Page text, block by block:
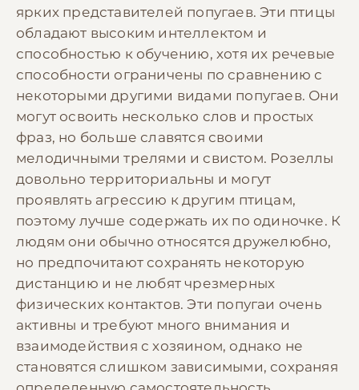
ярких представителей попугаев. Эти птицы
обладают высоким интеллектом и
способностью к обучению, хотя их речевые
способности ограничены по сравнению с
некоторыми другими видами попугаев. Они
могут освоить несколько слов и простых
фраз, но больше славятся своими
мелодичными трелями и свистом. Розеллы
довольно территориальны и могут
проявлять агрессию к другим птицам,
поэтому лучше содержать их по одиночке. К
людям они обычно относятся дружелюбно,
но предпочитают сохранять некоторую
дистанцию и не любят чрезмерных
физических контактов. Эти попугаи очень
активны и требуют много внимания и
взаимодействия с хозяином, однако не
становятся слишком зависимыми, сохраняя